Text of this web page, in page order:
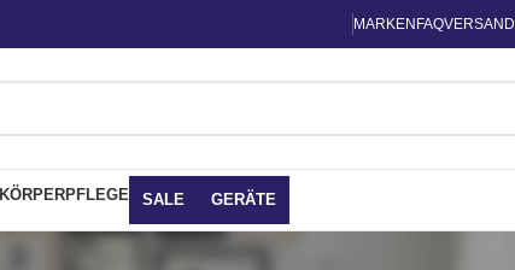
MARKEN FAQVERSAND
KÖRPERPFLEGE SALE GERÄTE